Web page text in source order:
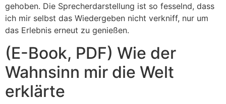
gehoben. Die Sprecherdarstellung ist so fesselnd, dass
ich mir selbst das Wiedergeben nicht verkniff, nur um
das Erlebnis erneut zu genießen.
(E-Book, PDF) Wie der
Wahnsinn mir die Welt
erklärte